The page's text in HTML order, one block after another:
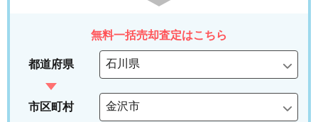
無料一括売却査定はこちら
都道府県
市区町村